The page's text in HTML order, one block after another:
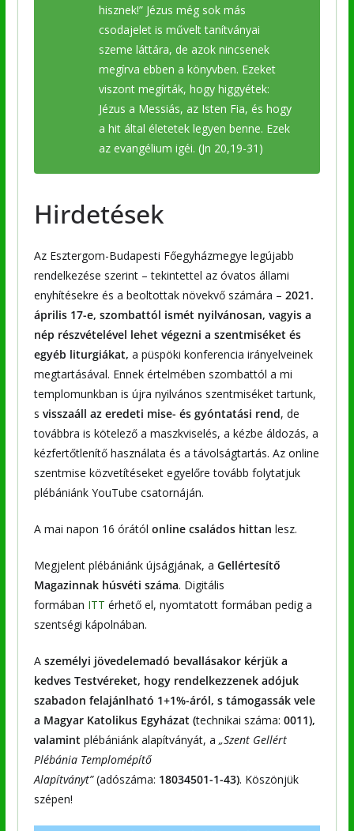
hisznek!” Jézus még sok más
csodajelet is művelt tanítványai
szeme láttára, de azok nincsenek
megírva ebben a könyvben. Ezeket
viszont megírták, hogy higgyétek:
Jézus a Messiás, az Isten Fia, és hogy
a hit által életetek legyen benne. Ezek
az evangélium igéi. (Jn 20,19-31)
Hirdetések
Az Esztergom-Budapesti Főegyházmegye legújabb
rendelkezése szerint – tekintettel az óvatos állami
enyhítésekre és a beoltottak növekvő számára – 2021.
április 17-e, szombattól ismét nyilvánosan, vagyis a
nép részvételével lehet végezni a szentmiséket és
egyéb liturgiákat, a püspöki konferencia irányelveinek
megtartásával. Ennek értelmében szombattól a mi
templomunkban is újra nyilvános szentmiséket tartunk,
s visszaáll az eredeti mise- és gyóntatási rend, de
továbbra is kötelező a maszkviselés, a kézbe áldozás, a
kézfertőtlenítő használata és a távolságtartás. Az online
szentmise közvetítéseket egyelőre tovább folytatjuk
plébániánk YouTube csatornáján.
A mai napon 16 órától online családos hittan lesz.
Megjelent plébániánk újságjának, a Gellértesítő
Magazinnak húsvéti száma. Digitális
formában ITT érhető el, nyomtatott formában pedig a
szentségi kápolnában.
A személyi jövedelemadó bevallásakor kérjük a
kedves Testvéreket, hogy rendelkezzenek adójuk
szabadon felajánlható 1+1%-áról, s támogassák vele
a Magyar Katolikus Egyházat (technikai száma: 0011),
valamint plébániánk alapítványát, a „Szent Gellért
Plébánia Templomépítő
Alapítványt”(adószáma: 18034501-1-43). Köszönjük
szépen!